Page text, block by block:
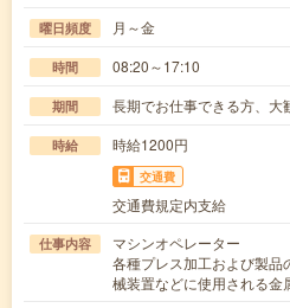
曜日頻度 月～金
時間 08:20～17:10
期間 長期でお仕事できる方、大
時給 時給1200円
交通費
交通費規定内支給
仕事内容
マシンオペレーター
各種プレス加工および製品
械装置などに使用される